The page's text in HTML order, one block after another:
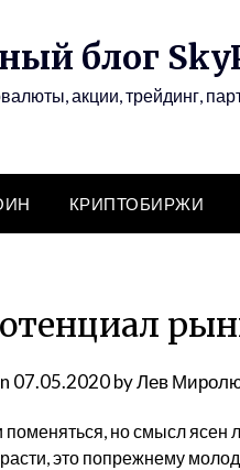
блог
акции, трейдинг,
КРИПТОБИРЖИ
07.05.2020byЛев
но смысл ясен
это попрежнему